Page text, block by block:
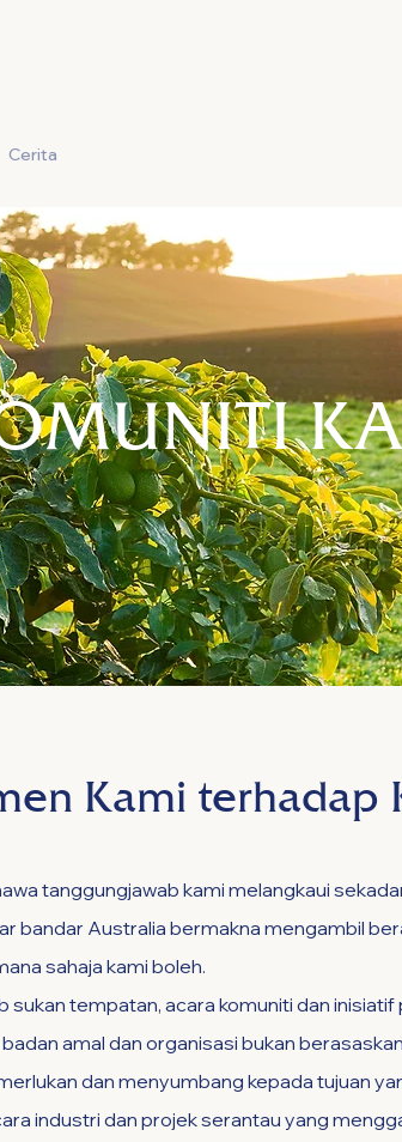
Cerita
Kami terhadap
tanggungjawab kami melangkaui
bandar Australia bermakna mengambil
sahaja kami boleh.
sukan tempatan, acara komuniti dan
amal dan organisasi bukan
dan menyumbang kepada tujuan
industri dan projek serantau yang